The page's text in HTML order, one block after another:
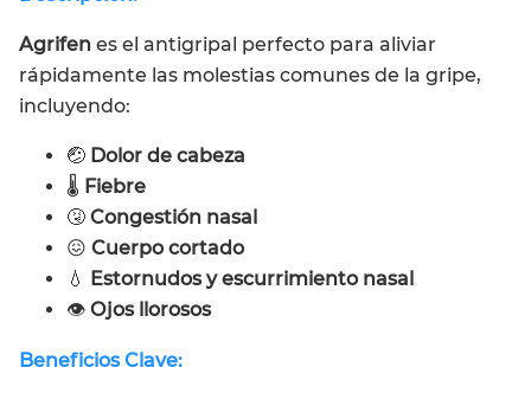
Agrifen es el antigripal perfecto para aliviar
rápidamente las molestias comunes de la gripe,
incluyendo:
🤕 Dolor de cabeza
🌡️ Fiebre
🤧 Congestión nasal
😖 Cuerpo cortado
💧 Estornudos y escurrimiento nasal
👁️ Ojos llorosos
Beneficios Clave: